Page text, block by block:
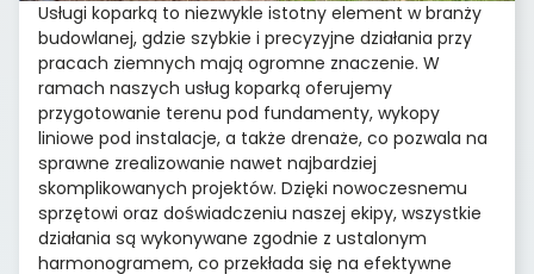
Usługi koparką to niezwykle istotny element w branży
budowlanej, gdzie szybkie i precyzyjne działania przy
pracach ziemnych mają ogromne znaczenie. W
ramach naszych usług koparką oferujemy
przygotowanie terenu pod fundamenty, wykopy
liniowe pod instalacje, a także drenaże, co pozwala na
sprawne zrealizowanie nawet najbardziej
skomplikowanych projektów. Dzięki nowoczesnemu
sprzętowi oraz doświadczeniu naszej ekipy, wszystkie
działania są wykonywane zgodnie z ustalonym
harmonogramem, co przekłada się na efektywne